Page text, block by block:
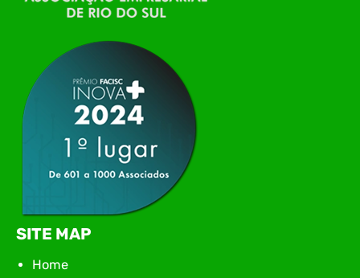
tecnologia da região para uma noite de
apresentação de novas iniciativas para o setor. O
encontro aconteceu em Rio…
SITE MAP
Home